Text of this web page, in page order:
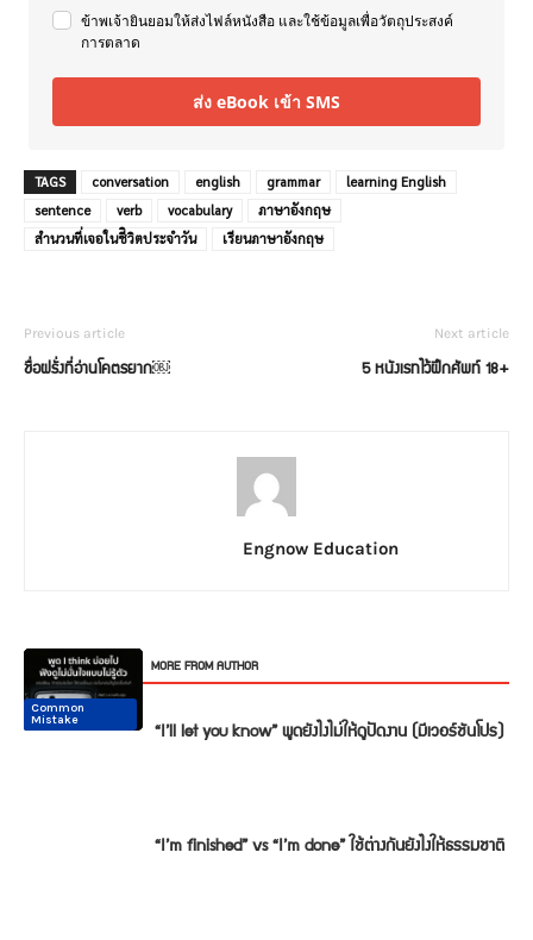
ข้าพเจ้ายินยอมให้ส่งไฟล์หนังสือ และใช้ข้อมูลเพื่อวัตถุประสงค์
การตลาด
ส่ง eBook เข้า SMS
TAGS conversation english grammar
learning English
sentence
verb vocabulary
ภาษาอังกฤษ
สำนวนที่เจอในชีิวิตประจำวัน
เรียนภาษาอังกฤษ
Previous article
ชื่อฝรั่งที่อ่านโคตรยาก￼
Next article
5 หนังเรทไว้ฝึกศัพท์ 18+
Engnow Education
RELATED ARTICLES MORE FROM AUTHOR
Conversation “I’ll let you know” พูดยังไงไม่ให้ดูปัดงาน (มีเวอร์ชันโปร)
Conversation
“I’m finished” vs “I’m done” ใช้ต่างกันยังไงให้ธรรมชาติ
Conversation
Conversation
Common
Mistake
Common
Mistake